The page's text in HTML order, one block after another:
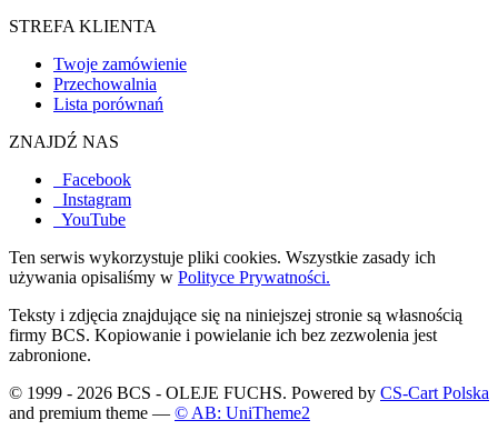
STREFA KLIENTA
Twoje zamówienie
Przechowalnia
Lista porównań
ZNAJDŹ NAS
Facebook
Instagram
YouTube
Ten serwis wykorzystuje pliki cookies. Wszystkie zasady ich
używania opisaliśmy w Polityce Prywatności.
Teksty i zdjęcia znajdujące się na niniejszej stronie są własnością
firmy BCS. Kopiowanie i powielanie ich bez zezwolenia jest
zabronione.
© 1999 - 2026 BCS - OLEJE FUCHS. Powered by CS-Cart Polska
and premium theme — © AB: UniTheme2